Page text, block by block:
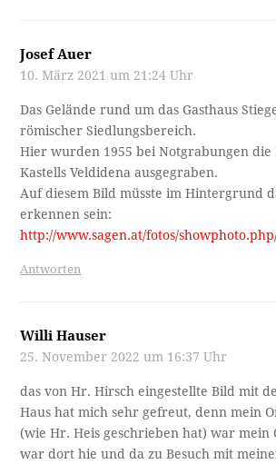
Josef Auer
10. März 2021 um 21:24 Uhr
Das Gelände rund um das Gasthaus
römischer Siedlungsbereich.
Hier wurden 1955 bei Notgrabungen die
Kastells Veldidena ausgegraben.
Auf diesem Bild müsste im Hintergrund
erkennen sein:
http://www.sagen.at/fotos/
Antworten
Willi Hauser
25. November 2022 um 16:37 Uhr
das von Hr. Hirsch eingestellte Bild mit
Haus hat mich sehr gefreut, denn mein
(wie Hr. Heis geschrieben hat) war mein
war dort hie und da zu Besuch mit